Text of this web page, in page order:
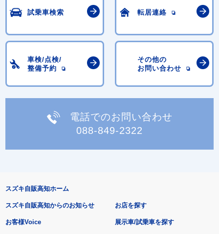
試乗車検索 転居連絡
車検/点検/
整備予約
その他の
お問い合わせ
電話でのお問い合わせ
088-849-2322
スズキ自販高知ホーム
スズキ自販高知からのお知らせ
お客様Voice
お店を探す
展示車/試乗車を探す